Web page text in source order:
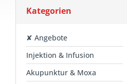
Kategorien
✘ Angebote
Injektion & Infusion
Akupunktur & Moxa